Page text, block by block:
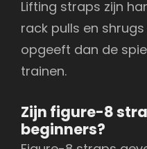
Lifting straps zijn
rack pulls en
opgeeft dan de
trainen.
Zijn figure-8
beginners?